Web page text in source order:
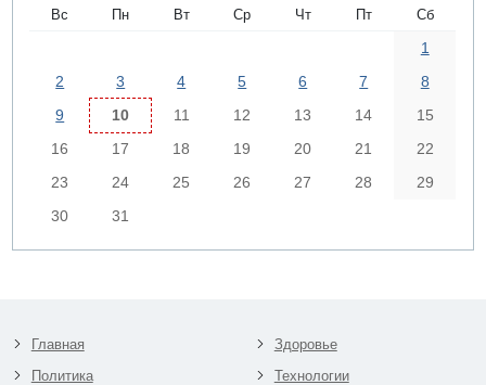
Вс Пн Вт Ср Чт Пт Сб
1
2
3 4 5 6 7
8
9
10 11 12 13 14
15
16
17 18 19 20 21
22
23
24 25 26 27 28
29
30
31
Главная
Политика
Здоровье
Технологии